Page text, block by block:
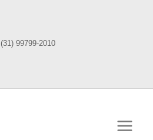
(31) 99799-2010